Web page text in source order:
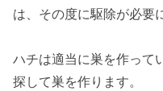
は、その度に駆除が必要
ハチは適当に巣を作って
探して巣を作ります。